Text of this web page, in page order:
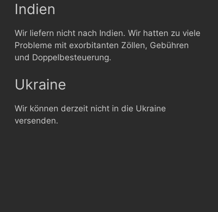
Indien
Wir liefern nicht nach Indien. Wir hatten zu viele
Probleme mit exorbitanten Zöllen, Gebühren
und Doppelbesteuerung.
Ukraine
Wir können derzeit nicht in die Ukraine
versenden.